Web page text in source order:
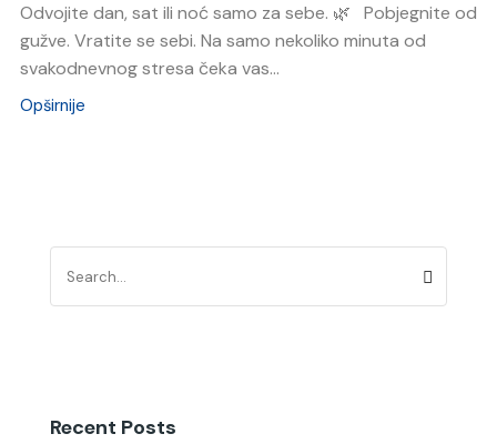
Odvojite dan, sat ili noć samo za sebe. 🌿 Pobjegnite od
gužve. Vratite se sebi. Na samo nekoliko minuta od
svakodnevnog stresa čeka vas...
Opširnije
Recent Posts